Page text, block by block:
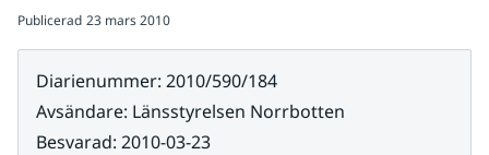
Publicerad 23 mars 2010
Diarienummer: 2010/590/184
Avsändare: Länsstyrelsen Norrbotten
Besvarad: 2010-03-23